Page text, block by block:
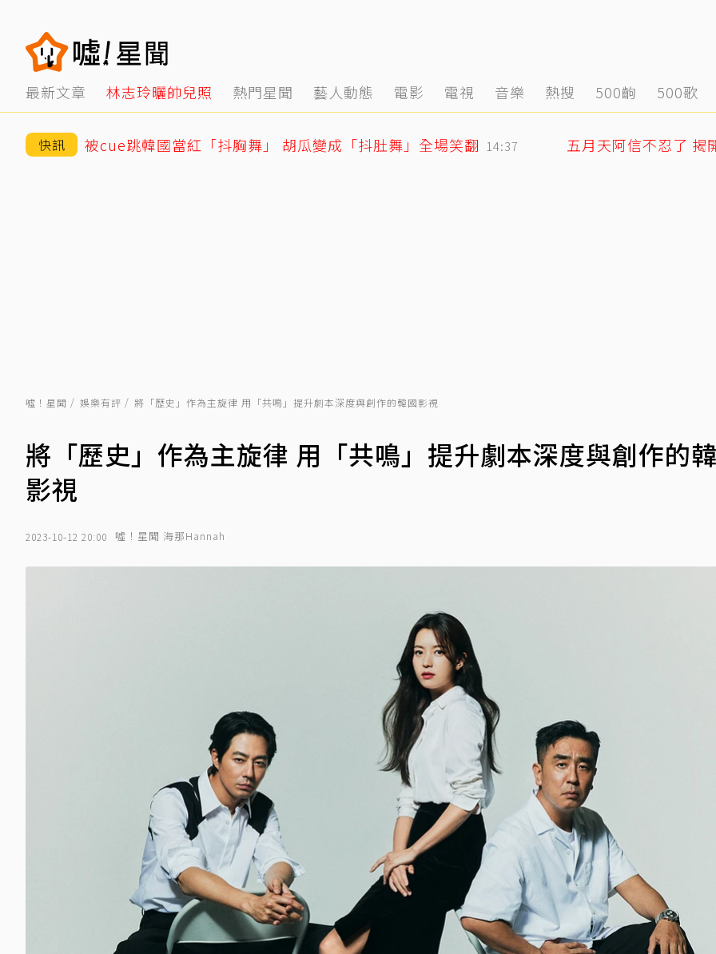
最新文章 林志玲曬帥兒照 熱門星聞 藝人動態 電影 電視 音樂 熱搜 500齣 500歌
快訊 被cue跳韓國當紅「抖胸舞」 胡瓜變成「抖肚舞」全場笑翻 14:37 五月天阿信不忍了 揭
噓！星聞 娛樂有評 將「歷史」作為主旋律 用「共鳴」提升劇本深度與創作的韓國影視
將「歷史」作為主旋律 用「共鳴」提升劇本深度與創作的
影視
2023-10-12 20:00 噓！星聞 海那Hannah